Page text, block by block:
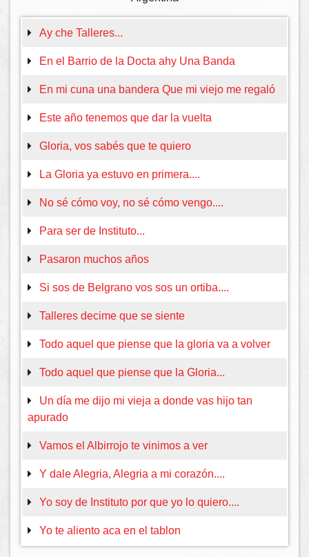
Ay che Talleres...
En el Barrio de la Docta ahy Una Banda
En mi cuna una bandera Que mi viejo me regaló
Este año tenemos que dar la vuelta
Gloria, vos sabés que te quiero
La Gloria ya estuvo en primera....
No sé cómo voy, no sé cómo vengo....
Para ser de Instituto...
Pasaron muchos años
Si sos de Belgrano vos sos un ortiba....
Talleres decime que se siente
Todo aquel que piense que la gloria va a volver
Todo aquel que piense que la Gloria...
Un día me dijo mi vieja a donde vas hijo tan
apurado
Vamos el Albirrojo te vinimos a ver
Y dale Alegria, Alegria a mi corazón....
Yo soy de Instituto por que yo lo quiero....
Yo te aliento aca en el tablon